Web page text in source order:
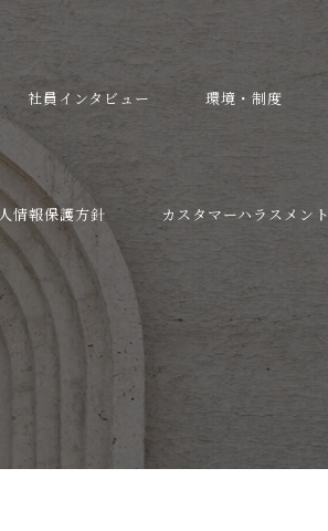
社員インタビュー 環境・制度
情報保護方針 カスタマーハラスメント